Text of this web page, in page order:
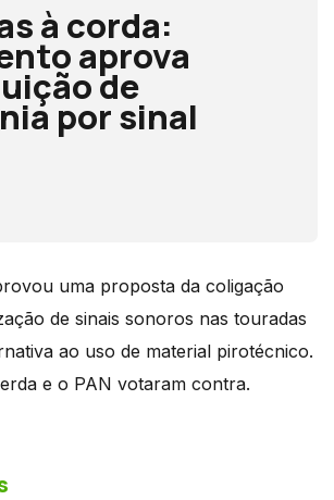
à corda:
aprova
de
por sinal
uma proposta da coligação
de sinais sonoros nas touradas
ao uso de material pirotécnico.
e o PAN votaram contra.